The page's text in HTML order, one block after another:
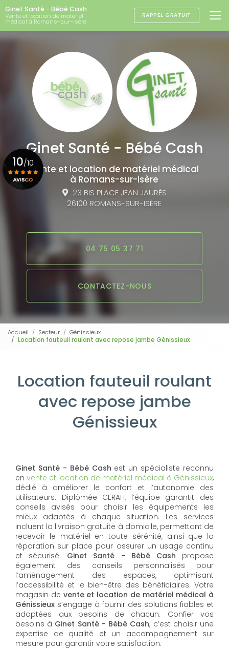
Aller
au
contenu
principal
Ginet Santé - Bébé Cash
Vente et location de matériel
médical à Romans-sur-Isère
RAPPEL GRATUIT
Vente et location de matériel médical
à Romans-sur-Isère
23 BIS PLACE JEAN JAURÈS
26100 ROMANS-SUR-ISÈRE
04 75 05 37 71
CONTACTEZ-NOUS
10/10
Accueil Secteur
Génissieux
Location fauteuil roulant avec repose jambe Génissieux
Location fauteuil roulant
avec repose jambe
Génissieux
Ginet Santé - Bébé Cash est un spécialiste reconnu
en vente et location de matériel médical à Génissieux,
dédié à améliorer le confort et l’autonomie des
utilisateurs. Diplômée CERAH, l’équipe garantit des
conseils avisés pour choisir les équipements les
mieux adaptés à chaque situation. Les services
incluent la livraison gratuite à domicile, permettant de
recevoir le matériel en toute sérénité, ainsi que la
réparation sur place pour assurer un usage continu
et sécurisé. Ginet Santé - Bébé Cash propose
également des conseils personnalisés pour
l’aménagement des espaces, optimisant
l’accessibilité et le bien-être des bénéficiaires. Votre
magasin de vente et location de matériel médical à
Génissieux s’engage à fournir des solutions fiables et
adaptées aux besoins de chacun. Confier vos
besoins à Ginet Santé - Bébé Cash, c’est choisir une
expertise de qualité et un accompagnement sur
mesure pour garantir votre satisfaction.